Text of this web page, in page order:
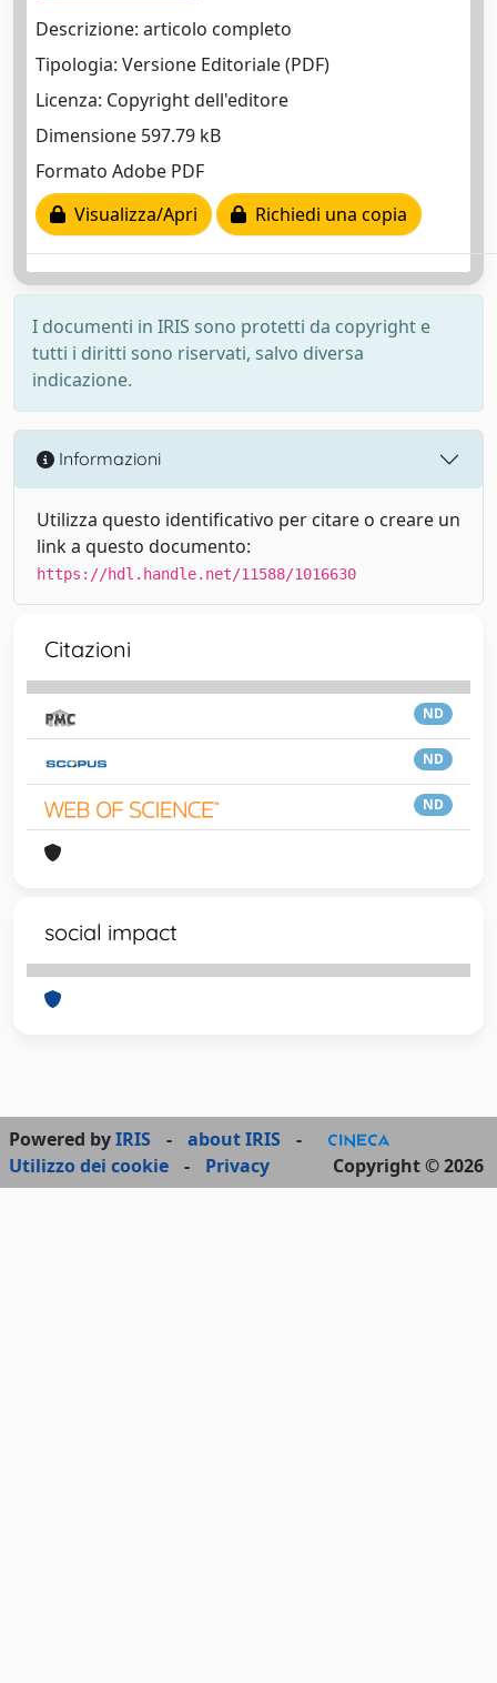
Descrizione: articolo completo
Tipologia: Versione Editoriale (PDF)
Licenza: Copyright dell'editore
Dimensione 597.79 kB
Formato Adobe PDF
Visualizza/Apri
Richiedi una copia
I documenti in IRIS sono protetti da copyright e
tutti i diritti sono riservati, salvo diversa
indicazione.
Informazioni
Utilizza questo identificativo per citare o creare un
link a questo documento:
https://hdl.handle.net/11588/1016630
Citazioni
ND
ND
ND
social impact
Powered byIRIS - about IRIS
-
Utilizzo dei cookie
- Privacy Copyright © 2026